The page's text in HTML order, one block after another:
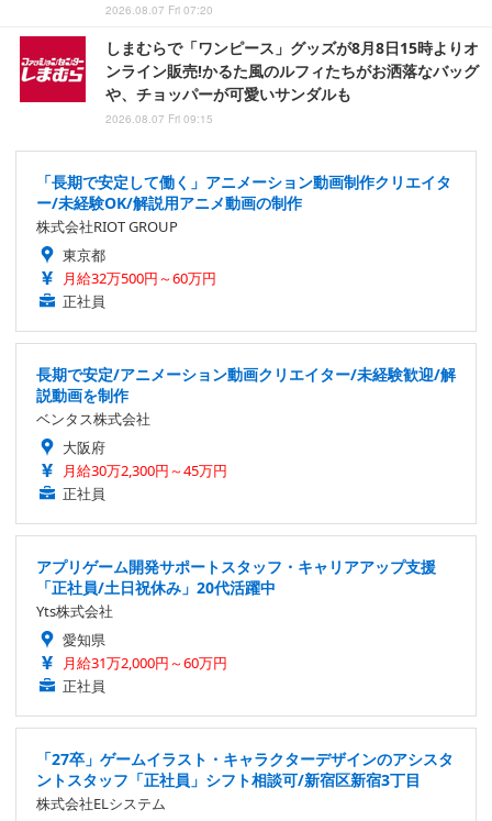
2026.08.07 Fri 07:20
しまむらで「ワンピース」グッズが8月8日15時よりオ
ンライン販売!かるた風のルフィたちがお洒落なバッグ
や、チョッパーが可愛いサンダルも
2026.08.07 Fri 09:15
「長期で安定して働く」アニメーション動画制作クリエイタ
ー/未経験OK/解説用アニメ動画の制作
株式会社RIOT GROUP
東京都
月給32万500円～60万円
正社員
長期で安定/アニメーション動画クリエイター/未経験歓迎/解
説動画を制作
ベンタス株式会社
大阪府
月給30万2,300円～45万円
正社員
アプリゲーム開発サポートスタッフ・キャリアアップ支援
「正社員/土日祝休み」20代活躍中
Yts株式会社
愛知県
月給31万2,000円～60万円
正社員
「27卒」ゲームイラスト・キャラクターデザインのアシスタ
ントスタッフ「正社員」シフト相談可/新宿区新宿3丁目
株式会社ELシステム